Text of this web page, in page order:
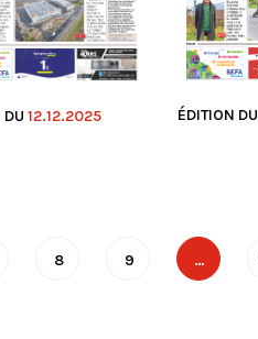
DU 12.12.2025 ÉDITION DU
8 9 …